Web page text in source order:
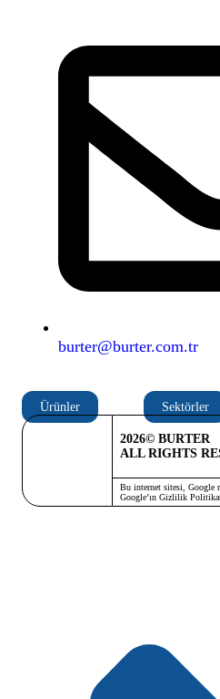
burter@burter.com.tr
Ürünler Sektörler
2026© BURTER
ALL RIGHTS
Bu internet sitesi, Google
Google’ın Gizlilik